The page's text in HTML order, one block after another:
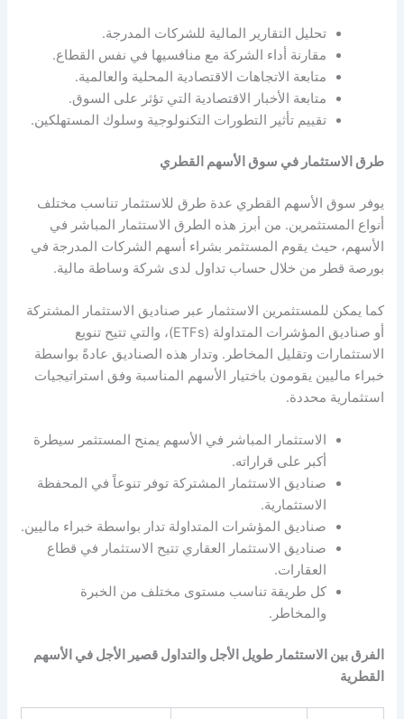
تحليل التقارير المالية للشركات المدرجة.
مقارنة أداء الشركة مع منافسيها في نفس القطاع.
متابعة الاتجاهات الاقتصادية المحلية والعالمية.
متابعة الأخبار الاقتصادية التي تؤثر على السوق.
تقييم تأثير التطورات التكنولوجية وسلوك المستهلكين.
طرق الاستثمار في سوق الأسهم القطري
يوفر سوق الأسهم القطري عدة طرق للاستثمار تناسب مختلف
أنواع المستثمرين. من أبرز هذه الطرق الاستثمار المباشر في
الأسهم، حيث يقوم المستثمر بشراء أسهم الشركات المدرجة في
بورصة قطر من خلال حساب تداول لدى شركة وساطة مالية.
كما يمكن للمستثمرين الاستثمار عبر صناديق الاستثمار المشتركة
أو صناديق المؤشرات المتداولة (ETFs)، والتي تتيح تنويع
الاستثمارات وتقليل المخاطر. وتدار هذه الصناديق عادةً بواسطة
خبراء ماليين يقومون باختيار الأسهم المناسبة وفق استراتيجيات
استثمارية محددة.
الاستثمار المباشر في الأسهم يمنح المستثمر سيطرة
أكبر على قراراته.
صناديق الاستثمار المشتركة توفر تنوعاً في المحفظة
الاستثمارية.
صناديق المؤشرات المتداولة تدار بواسطة خبراء ماليين.
صناديق الاستثمار العقاري تتيح الاستثمار في قطاع
العقارات.
كل طريقة تناسب مستوى مختلف من الخبرة
والمخاطر.
الفرق بين الاستثمار طويل الأجل والتداول قصير الأجل في الأسهم
القطرية